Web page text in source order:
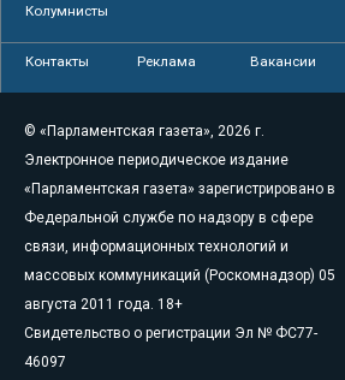
Колумнисты
Контакты Реклама Вакансии
© «Парламентская газета», 2026 г.
Электронное периодическое издание
«Парламентская газета» зарегистрировано в
Федеральной службе по надзору в сфере
связи, информационных технологий и
массовых коммуникаций (Роскомнадзор) 05
августа 2011 года. 18+
Свидетельство о регистрации Эл № ФС77-
46097